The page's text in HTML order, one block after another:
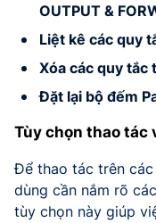
OUTPUT &
Liệt kê các quy
Xóa các quy tắc
Đặt lại bộ đếm
Tùy chọn thao tác
Để thao tác trên
dùng cần nắm rõ
tùy chọn này giúp